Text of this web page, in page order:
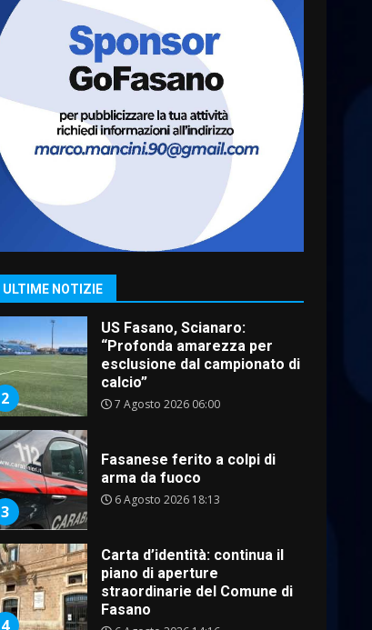
ULTIME NOTIZIE
6 Agosto 2026 06:20
7
La magia del Minareto e la
prima assoluta de “L’Albergo
Belvedere. Il rapimento”
“I Contestatori: Musica di
Rivoluzione”: nuovo
appuntamento con “Fasano in
7 Agosto 2026 06:05
2
“Profonda amarezza per
esclusione dal campionato di
7 Agosto 2026 06:00
3
arma da fuoco
4
piano di aperture
6 Agosto 2026 14:16
Grazia Neglia, coordinatrice